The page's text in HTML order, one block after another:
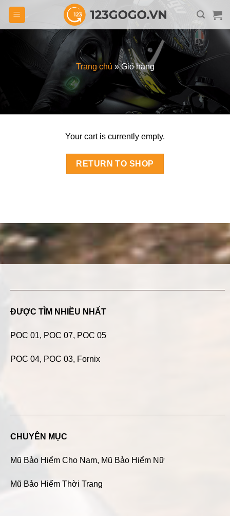
Skip
content
Trang chủ »Giỏ hàng
Your cart is currently empty.
RETURN TO SHOP
ĐƯỢC TÌM NHIỀU NHẤT
POC 01, POC 07, POC 05
POC 04, POC 03, Fornix
CHUYÊN MỤC
Mũ Bảo Hiểm Cho Nam, Mũ Bảo Hiểm Nữ
Mũ Bảo Hiểm Thời Trang